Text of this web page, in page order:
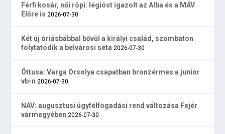
Férfi kosár, női röpi: légióst igazolt az Alba és a MÁV
Előre is 2026-07-30
Két új óriásbábbal bővül a királyi család, szombaton
folytatódik a belvárosi séta 2026-07-30
Öttusa: Varga Orsolya csapatban bronzérmes a junior
vb-n 2026-07-30
NAV: augusztusi ügyfélfogadási rend változása Fejér
vármegyében 2026-07-30